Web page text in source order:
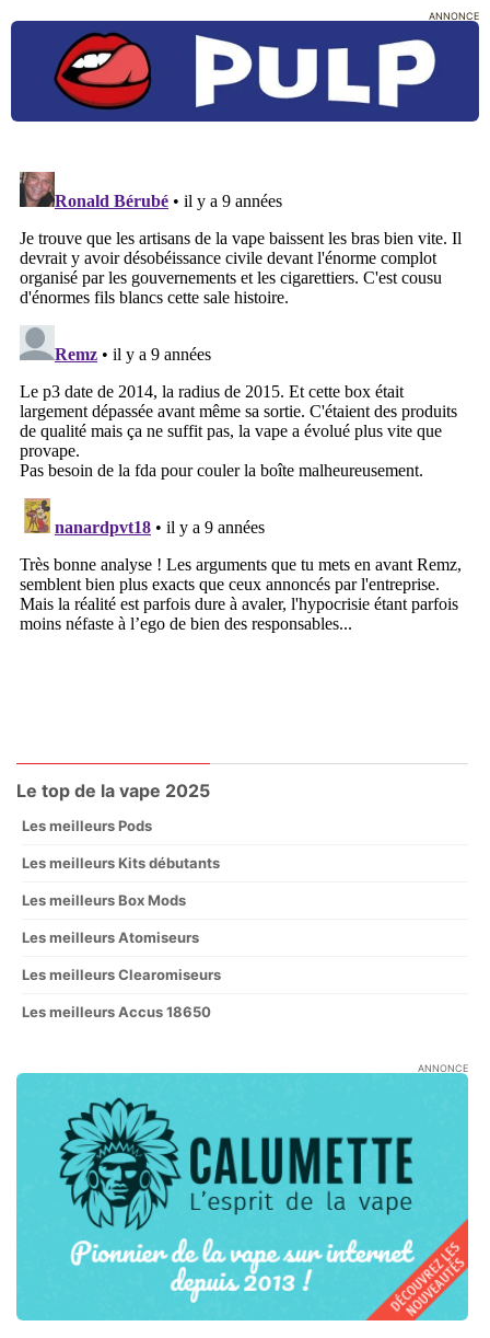
ANNONCE
Le top de la vape 2025
Les meilleurs Pods
Les meilleurs Kits débutants
Les meilleurs Box Mods
Les meilleurs Atomiseurs
Les meilleurs Clearomiseurs
Les meilleurs Accus 18650
ANNONCE